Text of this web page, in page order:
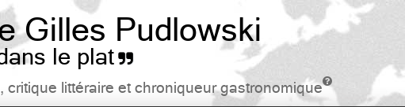
Gilles Pudlowski
le plat 
critique littéraire et chroniqueur gastronomique
